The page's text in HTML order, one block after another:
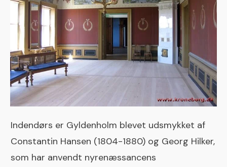
Indendørs er Gyldenholm blevet udsmykket af
Constantin Hansen (1804-1880) og Georg Hilker,
som har anvendt nyrenæssancens